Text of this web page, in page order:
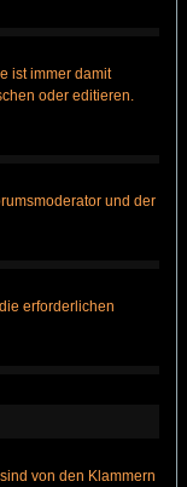
ist immer damit
oder editieren.
und der
erforderlichen
von den Klammern